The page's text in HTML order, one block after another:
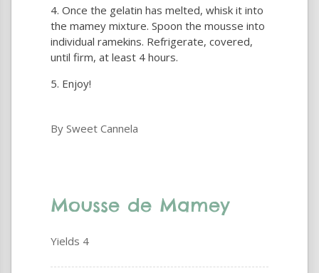
Once the gelatin has melted, whisk it into
the mamey mixture. Spoon the mousse into
individual ramekins. Refrigerate, covered,
until firm, at least 4 hours.
Enjoy!
By Sweet Cannela
Mousse de Mamey
Yields 4